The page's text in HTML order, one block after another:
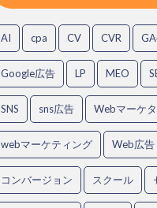
AI cpa CV CVR
Google広告 LP MEO
SNS sns広告 Webマーケ
webマーケティング Web広告
コンバージョン スクール